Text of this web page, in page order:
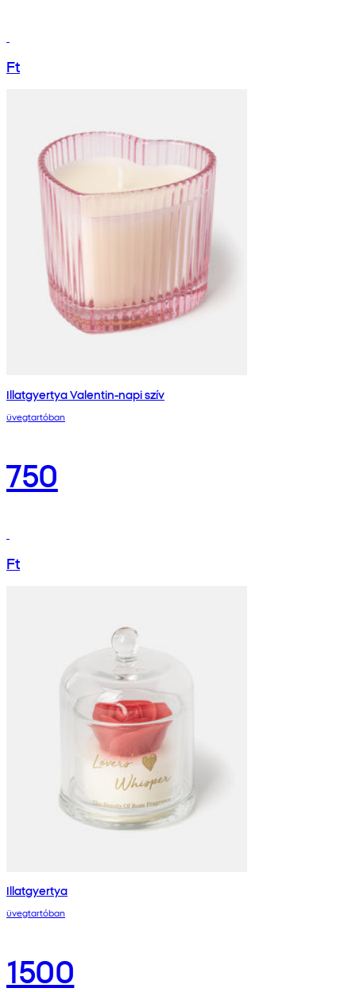
Ft
Illatgyertya Valentin-napi szív
üvegtartóban
750
Ft
Illatgyertya
üvegtartóban
1500